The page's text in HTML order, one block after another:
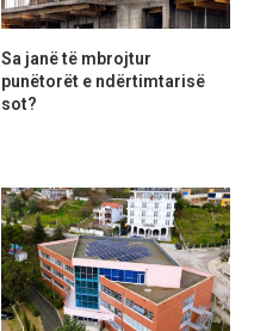
Sa janë të mbrojtur
punëtorët e ndërtimtarisë
sot?